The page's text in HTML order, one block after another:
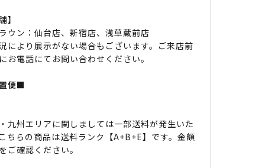
】
ウン：仙台店、新宿店、浅草蔵前店
により展示がない場合もございます。ご来店前
お電話にてお問い合わせください。
便■
九州エリアに関しましては一部送料が発生いた
ちらの商品は送料ランク【A+B+E】です。金額
をご確認ください。